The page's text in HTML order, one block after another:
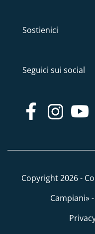
Sostienici
Seguici sui social
Copyright 2026 -
Campiani»